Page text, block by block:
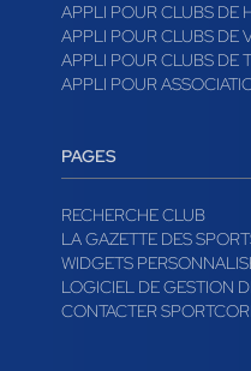
APPLI POUR CLUBS DE
APPLI POUR CLUBS DE
APPLI POUR CLUBS DE
APPLI POUR
PAGES
RECHERCHE CLUB
LA GAZETTE DES
WIDGETS
LOGICIEL DE GESTION
CONTACTER